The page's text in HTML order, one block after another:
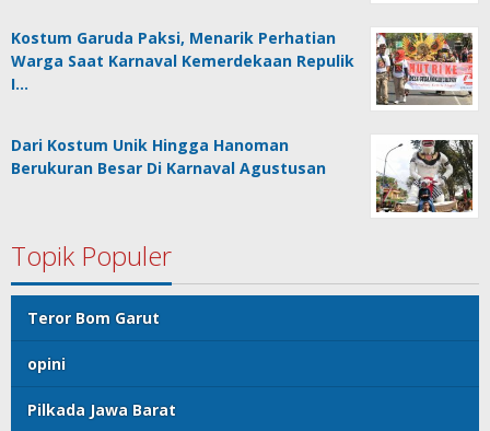
Kostum Garuda Paksi, Menarik Perhatian
Warga Saat Karnaval Kemerdekaan Repulik
I…
Dari Kostum Unik Hingga Hanoman
Berukuran Besar Di Karnaval Agustusan
Topik Populer
Teror Bom Garut
opini
Pilkada Jawa Barat